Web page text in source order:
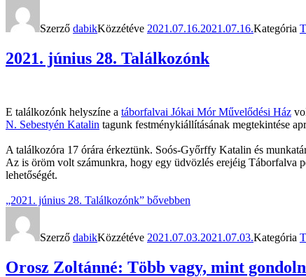
Szerző dabikKözzétéve 2021.07.16.2021.07.16.Kategória
2021. június 28. Találkozónk
E találkozónk helyszíne a táborfalvai Jókai Mór Művelődési Ház
N. Sebestyén Katalin tagunk festménykiállításának megtekintése
A találkozóra 17 órára érkeztünk. Soós-Győrffy Katalin és
Az is öröm volt számunkra, hogy egy üdvözlés erejéig Táborfalva
lehetőségét.
„2021. június 28. Találkozónk” bővebben
Szerző dabikKözzétéve 2021.07.03.2021.07.03.Kategória
Orosz Zoltánné: Több vagy, mint